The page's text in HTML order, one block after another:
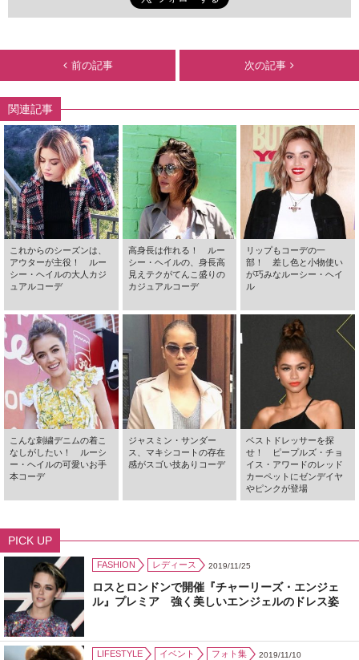
前の記事 次の記事
関連記事
これからのシーズンは、
アウターが主役！ ルー
シー・ヘイルの大人カジ
ュアルコーデ
高身長は作れる！ ルー
シー・ヘイルの、身長高
見えテクがてんこ盛りの
カジュアルコーデ
リップもコーデの一
部！ 差し色と小物使い
が巧みなルーシー・ヘイ
ル
こんな刺繍デニムの着こ
なしがしたい！ ルーシ
ー・ヘイルの可愛いお手
本コーデ
ジャスミン・サンダー
ス、マキシコートの存在
感がスゴい技ありコーデ
ベストドレッサーを探
せ！ ピープルズ・チョ
イス・アワードのレッド
カーペットにゼンデイヤ
やピンクが登場
PICK UP
FASHION レディース 2019/11/25
ロスとロンドンで開催『チャーリーズ・エンジェ
ル』プレミア 強く美しいエンジェルのドレス姿
LIFESTYLE イベント フォト集 2019/11/10